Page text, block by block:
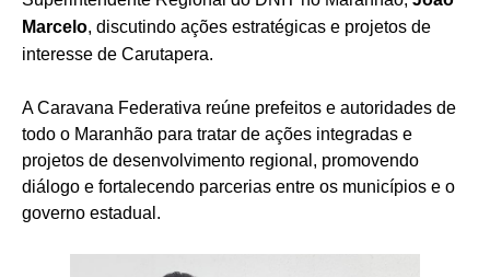
Marcelo, discutindo ações estratégicas e projetos de
interesse de Carutapera.
A Caravana Federativa reúne prefeitos e autoridades de
todo o Maranhão para tratar de ações integradas e
projetos de desenvolvimento regional, promovendo
diálogo e fortalecendo parcerias entre os municípios e o
governo estadual.